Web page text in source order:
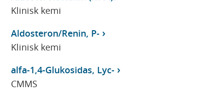
Klinisk kemi
Aldosteron/Renin, P-
Klinisk kemi
alfa-1,4-Glukosidas, Lyc-
CMMS